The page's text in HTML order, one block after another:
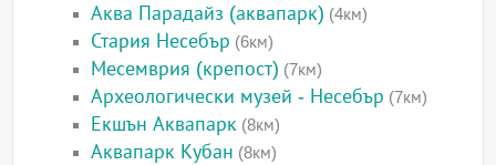
Аква Парадайз (аквапарк) (4км)
Стария Несебър (6км)
Месемврия (крепост) (7км)
Археологически музей - Несебър (7км)
Екшън Аквапарк (8км)
Аквапарк Кубан (8км)